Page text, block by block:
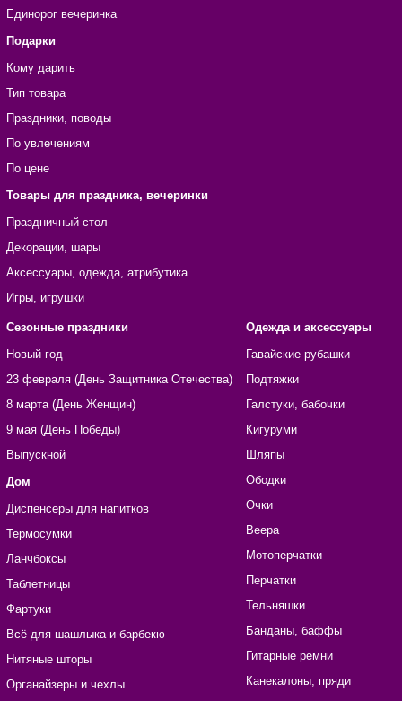
Единорог вечеринка
Подарки
Кому дарить
Тип товара
Праздники, поводы
По увлечениям
По цене
Товары для праздника, вечеринки
Праздничный стол
Декорации, шары
Аксессуары, одежда, атрибутика
Игры, игрушки
Сезонные праздники
Новый год
23 февраля (День Защитника Отечества)
8 марта (День Женщин)
9 мая (День Победы)
Выпускной
Дом
Диспенсеры для напитков
Термосумки
Ланчбоксы
Таблетницы
Фартуки
Всё для шашлыка и барбекю
Нитяные шторы
Органайзеры и чехлы
Одежда и аксессуары
Гавайские рубашки
Подтяжки
Галстуки, бабочки
Кигуруми
Шляпы
Ободки
Очки
Веера
Мотоперчатки
Перчатки
Тельняшки
Банданы, баффы
Гитарные ремни
Канекалоны, пряди